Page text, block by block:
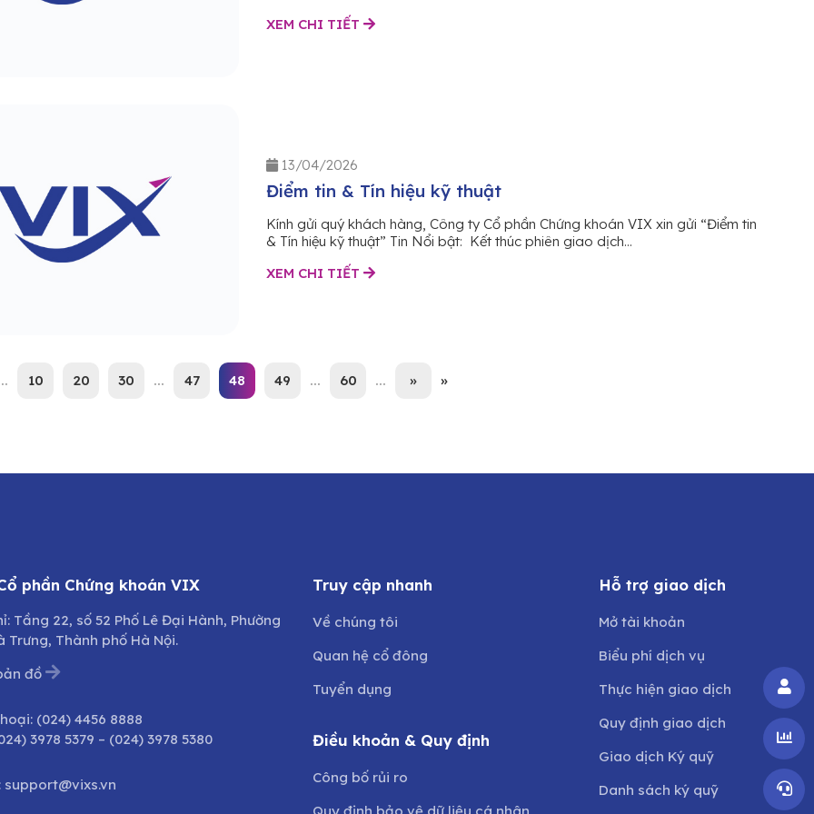
XEM CHI TIẾT
13/04/2026
Điểm tin & Tín hiệu kỹ thuật
Kính gửi quý khách hàng, Công ty Cổ phần Chứng khoán VIX xin gửi “Điểm tin
& Tín hiệu kỹ thuật” Tin Nổi bật: Kết thúc phiên giao dịch...
XEM CHI TIẾT
10 20 30 ... 47 48 49 ... 60 ... » »
phần Chứng khoán VIX
Tầng 22, số 52 Phố Lê Đại Hành, Phường
Trưng, Thành phố Hà Nội.
đồ
(024) 4456 8888
3978 5379 – (024) 3978 5380
support@vixs.vn
Truy cập nhanh
Về chúng tôi
Quan hệ cổ đông
Tuyển dụng
Điều khoản & Quy định
Công bố rủi ro
Hỗ trợ giao dịch
Mở tài khoản
Biểu phí dịch vụ
Thực hiện giao dịch
Quy định giao dịch
Giao dịch Ký quỹ
Danh sách ký quỹ